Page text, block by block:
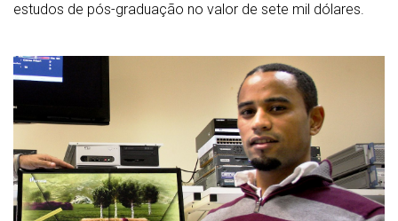
estudos de pós-graduação no valor de sete mil dólares.